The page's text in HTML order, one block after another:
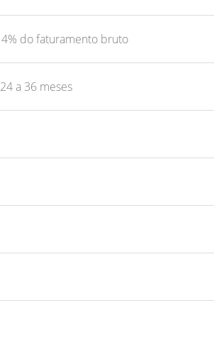
4% do faturamento bruto
24 a 36 meses